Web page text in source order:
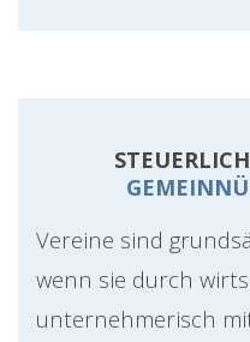
Vereine sind
wenn sie durch
unternehmerisch